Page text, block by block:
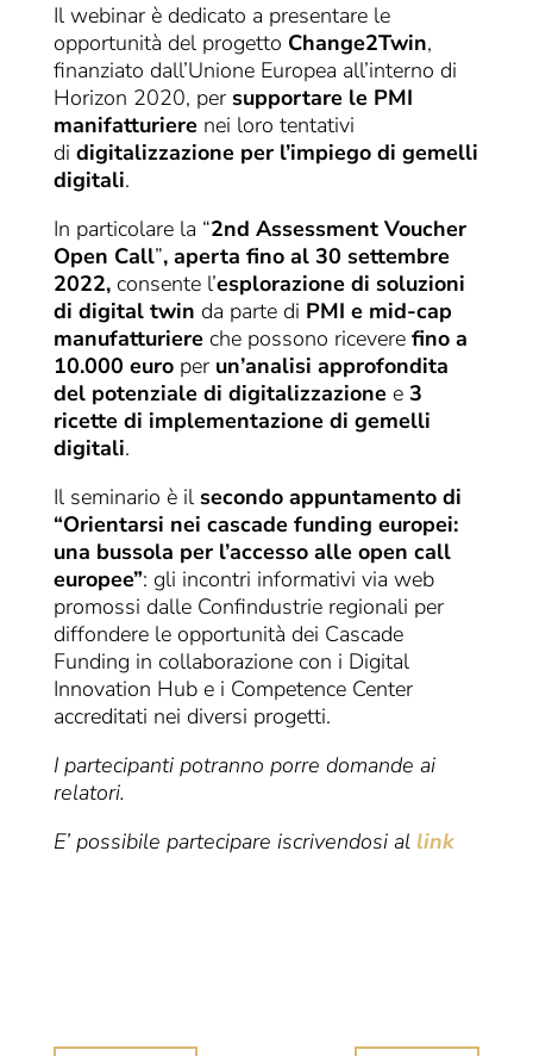
Il webinar è dedicato a presentare le
opportunità del progetto Change2Twin,
finanziato dall’Unione Europea all’interno di
Horizon 2020, per supportare le PMI
manifatturierenei loro tentativi
di digitalizzazione per l’impiego di gemelli
digitali.
In particolare la “2nd Assessment Voucher
Open Call”, aperta fino al 30 settembre
2022,consente l’esplorazione di soluzioni
di digital twin da parte di PMI e mid-cap
manufatturiereche possono ricevere fino a
10.000 europer un’analisi approfondita
del potenziale di digitalizzazionee 3
ricette di implementazione di gemelli
digitali.
Il seminario è il secondo appuntamento di
“Orientarsi nei cascade funding europei:
una bussola per l’accesso alle open call
europee”: gli incontri informativi via web
promossi dalle Confindustrie regionali per
diffondere le opportunità dei Cascade
Funding in collaborazione con i Digital
Innovation Hub e i Competence Center
accreditati nei diversi progetti.
I partecipanti potranno porre domande ai
relatori.
E’ possibile partecipare iscrivendosi al link